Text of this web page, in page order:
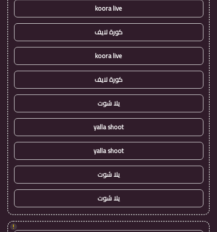
koora live
كورة لايف
koora live
كورة لايف
يلا شوت
yalla shoot
yalla shoot
يلا شوت
يلا شوت
!